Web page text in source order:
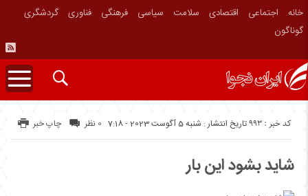
خانه اجتماعی اقتصادی سلامت سیاسی فرهنگی فناوری
گردشگری
گوناگون
تاریخ انتشار : شنبه 5 آگوست 2023 - 7:18 کد خبر : 993 چاپ خبر 0 نظر
شاید بشود این بار